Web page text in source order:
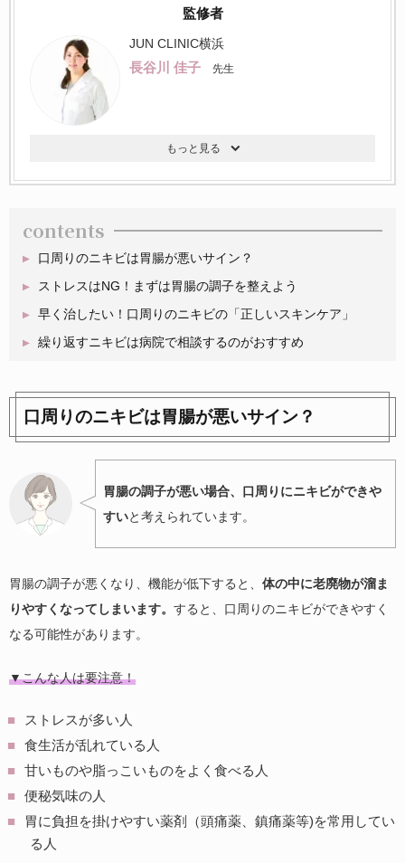
監修者
JUN CLINIC横浜
長谷川 佳子 先生
contents
口周りのニキビは胃腸が悪いサイン？
ストレスはNG！まずは胃腸の調子を整えよう
早く治したい！口周りのニキビの「正しいスキンケア」
繰り返すニキビは病院で相談するのがおすすめ
口周りのニキビは胃腸が悪いサイン？
胃腸の調子が悪い場合、口周りにニキビができや
すいと考えられています。
胃腸の調子が悪くなり、機能が低下すると、 体の中に老廃物が溜ま
りやすくなってしまいます。 すると、口周りのニキビができやすく
なる可能性があります。
▼こんな人は要注意！
ストレスが多い人
食生活が乱れている人
甘いものや脂っこいものをよく食べる人
便秘気味の人
胃に負担を掛けやすい薬剤（頭痛薬、鎮痛薬等)を常用してい
る人